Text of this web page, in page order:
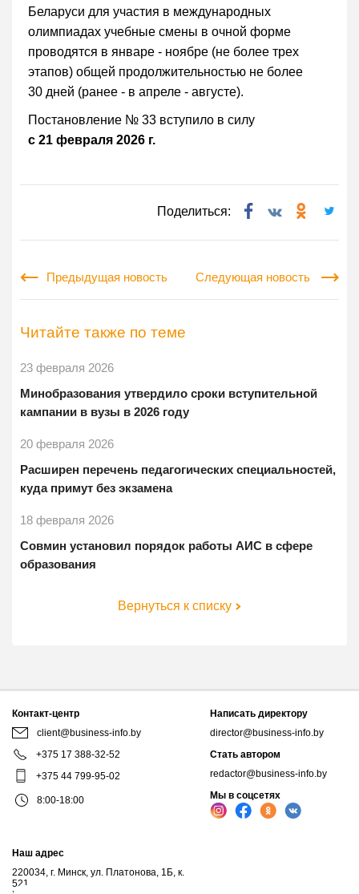
Беларуси для участия в международных
олимпиадах учебные смены в очной форме
проводятся в январе - ноябре (не более трех
этапов) общей продолжительностью не более
30 дней (ранее - в апреле - августе).
Постановление № 33 вступило в силу
с 21 февраля 2026 г.
Поделиться:
Предыдущая новость Следующая новость
Читайте также по теме
23 февраля 2026
Минобразования утвердило сроки вступительной
кампании в вузы в 2026 году
20 февраля 2026
Расширен перечень педагогических специальностей,
куда примут без экзамена
18 февраля 2026
Совмин установил порядок работы АИС в сфере
образования
Вернуться к списку
Контакт-центр
client@business-info.by
+375 17 388-32-52
+375 44 799-95-02
8:00-18:00
Написать директору
director@business-info.by
Стать автором
redactor@business-info.by
Мы в соцсетях
Наш адрес
220034, г. Минск, ул. Платонова, 1Б, к.
521